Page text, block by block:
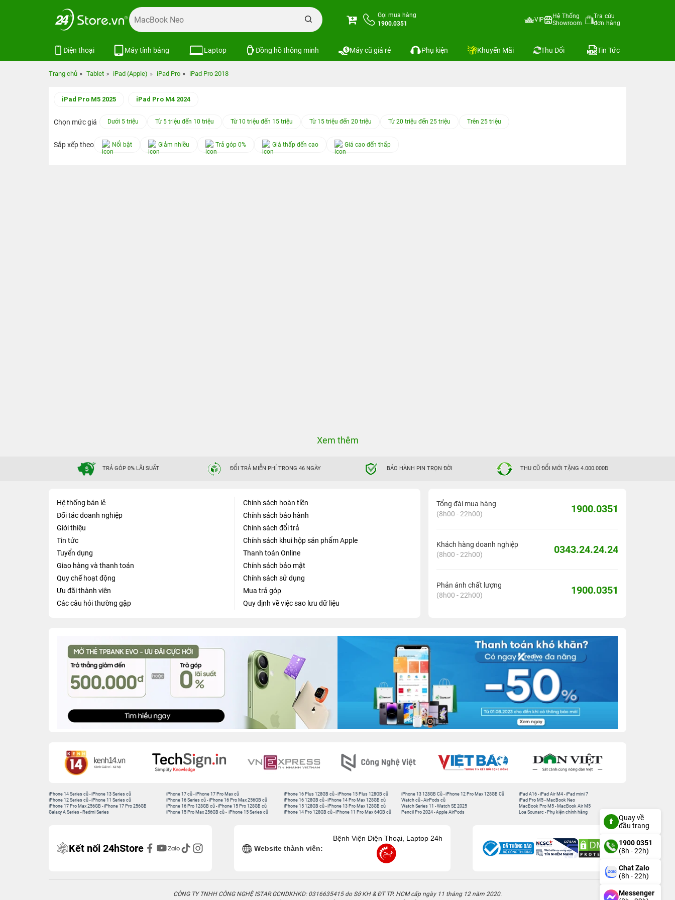
Gọi mua hàng
1900.0351
VIP
Hệ Thống
Showroom
Tra cứu
đơn hàng
Điện thoại Máy tính bảng Laptop Đồng hồ thông minh Máy cũ giá rẻ Phụ kiện Khuyến Mãi Thu Đổi Tin Tức
Trang chủ Tablet iPad (Apple) iPad Pro iPad Pro 2018
iPad Pro M5 2025 iPad Pro M4 2024
Chọn mức giá Dưới 5 triệu Từ 5 triệu đến 10 triệu Từ 10 triệu đến 15 triệu Từ 15 triệu đến 20 triệu Từ 20 triệu đến 25 triệu Trên 25 triệu
Sắp xếp theo Nổi bật Giảm nhiều Trả góp 0% Giá thấp đến cao Giá cao đến thấp
Xem thêm
TRẢ GÓP 0% LÃI SUẤT ĐỔI TRẢ MIỄN PHÍ TRONG 46 NGÀY BẢO HÀNH PIN TRỌN ĐỜI THU CŨ ĐỔI MỚI TẶNG 4.000.000Đ
Hệ thống bán lẻ
Đối tác doanh nghiệp
Giới thiệu
Tin tức
Tuyển dụng
Giao hàng và thanh toán
Quy chế hoạt động
Ưu đãi thành viên
Các câu hỏi thường gặp
Chính sách hoàn tiền
Chính sách bảo hành
Chính sách đổi trả
Chính sách khui hộp sản phẩm Apple
Thanh toán Online
Chính sách bảo mật
Chính sách sử dụng
Mua trả góp
Quy định về việc sao lưu dữ liệu
Tổng đài mua hàng
(8h00 - 22h00)
1900.0351
Khách hàng doanh nghiệp
(8h00 - 22h00)
0343.24.24.24
Phản ánh chất lượng
(8h00 - 22h00)
1900.0351
iPhone 14 Series cũ -iPhone 13 Series cũ
iPhone 12 Series cũ -iPhone 11 Series cũ
iPhone 17 Pro Max 256GB -iPhone 17 Pro 256GB
Galaxy A Series - Redmi Series
iPhone 17 cũ -iPhone 17 Pro Max cũ
iPhone 16 Series cũ - iPhone 16 Pro Max 256GB cũ
iPhone 16 Pro 128GB cũ -iPhone 15 Pro 128GB cũ
iPhone 15 Pro Max 256GB cũ - iPhone 15 Series cũ
iPhone 16 Plus 128GB cũ -iPhone 15 Plus 128GB cũ
iPhone 16 128GB cũ -iPhone 14 Pro Max 128GB cũ
iPhone 15 128GB cũ -iPhone 13 Pro Max 128GB cũ
iPhone 14 Pro 128GB cũ -iPhone 11 Pro Max 64GB cũ
iPhone 13 128GB Cũ -iPhone 12 Pro Max 128GB Cũ
Watch cũ -AirPods cũ
Watch Series 11 -Watch SE 2025
Pencil Pro 2024 -Apple AirPods
iPad A16 -iPad Air M4 -iPad mini 7
iPad Pro M5 - MacBook Neo
MacBook Pro M5 - MacBook Air M5
Loa Sounarc - Phụ kiện chính hãng
Kết nối 24hStore Website thành viên:
Bệnh Viện Điện Thoại, Laptop 24h
CÔNG TY TNHH CÔNG NGHỆ ISTAR GCNDKHKD: 0316635415 do Sở KH & ĐT TP. HCM cấp ngày 11 tháng 12 năm 2020.
Quay về
đầu trang
1900 0351
(8h - 22h)
Chat Zalo
(8h - 22h)
Messenger